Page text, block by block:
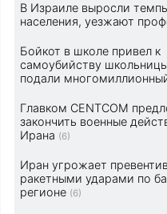
В Израиле выросли
населения, уезжают
Бойкот в школе привел к
самоубийству
подали
Главком CENTCOM
закончить военные
Ирана (6)
Иран угрожает
ракетными ударами по
регионе (6)